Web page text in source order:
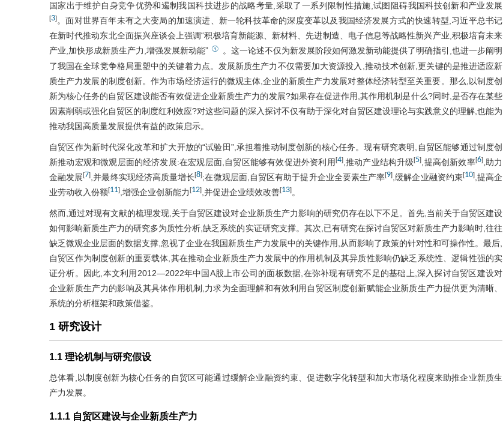
国家出于维护自身竞争优势和遏制我国科技进步的战略考量,采取了一系列限制性措施,试图阻碍我国科技创新和产业发展
[3]。面对世界百年未有之大变局的加速演进、新一轮科技革命的深度变革以及我国经济发展方式的快速转型,习近平总书记
在新时代推动东北全面振兴座谈会上强调“积极培育新能源、新材料、先进制造、电子信息等战略性新兴产业,积极培育未来
产业,加快形成新质生产力,增强发展新动能” ①
。这一论述不仅为新发展阶段如何激发新动能提供了明确指引,也进一步阐明
了我国在全球竞争格局重塑中的关键着力点。发展新质生产力不仅需要加大资源投入,推动技术创新,更关键的是推进适应新
质生产力发展的制度创新。作为市场经济运行的微观主体,企业的新质生产力发展对整体经济转型至关重要。那么,以制度创
新为核心任务的自贸区建设能否有效促进企业新质生产力的发展?如果存在促进作用,其作用机制是什么?同时,是否存在某些
因素削弱或强化自贸区的制度红利效应?对这些问题的深入探讨不仅有助于深化对自贸区建设理论与实践意义的理解,也能为
推动我国高质量发展提供有益的政策启示。
自贸区作为新时代深化改革和扩大开放的“试验田”,承担着推动制度创新的核心任务。现有研究表明,自贸区能够通过制度创
新推动宏观和微观层面的经济发展:在宏观层面,自贸区能够有效促进外资利用[4],推动产业结构升级[5] ,提高创新效率[6],助力
金融发展[7] ,并最终实现经济高质量增长[8];在微观层面,自贸区有助于提升企业全要素生产率[9] ,缓解企业融资约束[10],提高企
业劳动收入份额[11] ,增强企业创新能力[12] ,并促进企业绩效改善[13]。
然而,通过对现有文献的梳理发现,关于自贸区建设对企业新质生产力影响的研究仍存在以下不足。首先,当前关于自贸区建设
如何影响新质生产力的研究多为质性分析,缺乏系统的实证研究支撑。其次,已有研究在探讨自贸区对新质生产力影响时,往往
缺乏微观企业层面的数据支撑,忽视了企业在我国新质生产力发展中的关键作用,从而影响了政策的针对性和可操作性。最后,
自贸区作为制度创新的重要载体,其在推动企业新质生产力发展中的作用机制及其异质性影响仍缺乏系统性、逻辑性强的实
证分析。因此,本文利用2012—2022年中国A股上市公司的面板数据,在弥补现有研究不足的基础上,深入探讨自贸区建设对
企业新质生产力的影响及其具体作用机制,力求为全面理解和有效利用自贸区制度创新赋能企业新质生产力提供更为清晰、
系统的分析框架和政策借鉴。
1 研究设计
1.1 理论机制与研究假设
总体看,以制度创新为核心任务的自贸区可能通过缓解企业融资约束、促进数字化转型和加大市场化程度来助推企业新质生
产力发展。
1.1.1 自贸区建设与企业新质生产力